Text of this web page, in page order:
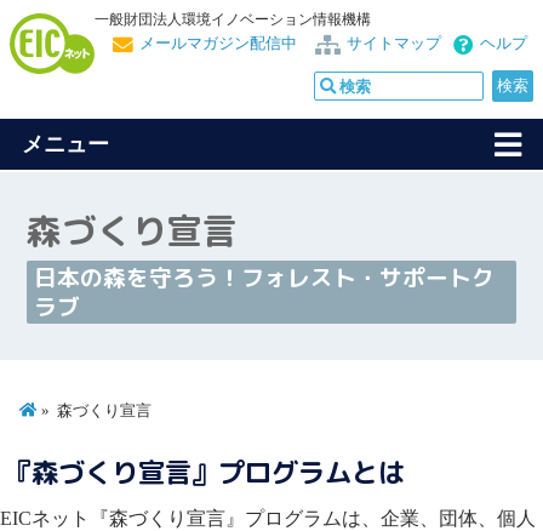
一般財団法人環境イノベーション情報機構
ヘルプ
サイトマップ
メールマガジン配信中
メニュー
森づくり宣言
日本の森を守ろう！フォレスト・サポートク
ラブ
森づくり宣言
『森づくり宣言』プログラムとは
EICネット『森づくり宣言』プログラムは、企業、団体、個人